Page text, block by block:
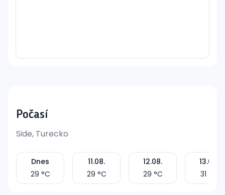
Počasí
Side, Turecko
Dnes
29 °C
11.08.
29 °C
12.08.
29 °C
13.08.
31 °C